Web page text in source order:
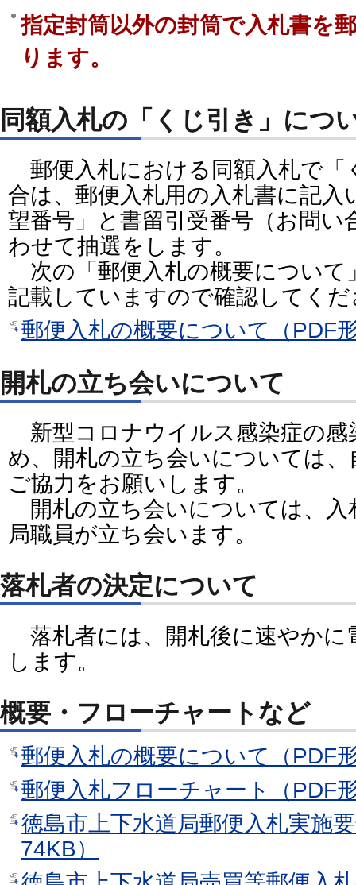
指定封筒以外の封筒で入札書を
ります。
同額入札の「くじ引き」につ
郵便入札における同額入札で「
合は、郵便入札用の入札書に記
望番号」と書留引受番号（お問い
わせて抽選をします。
次の「郵便入札の概要について
記載していますので確認してく
郵便入札の概要について（PDF
開札の立ち会いについて
新型コロナウイルス感染症の感
め、開札の立ち会いについては
ご協力をお願いします。
開札の立ち会いについては、入
局職員が立ち会います。
落札者の決定について
落札者には、開札後に速やかに
します。
概要・フローチャートなど
郵便入札の概要について（PDF
郵便入札フローチャート（PDF
徳島市上下水道局郵便入札実施
74KB）